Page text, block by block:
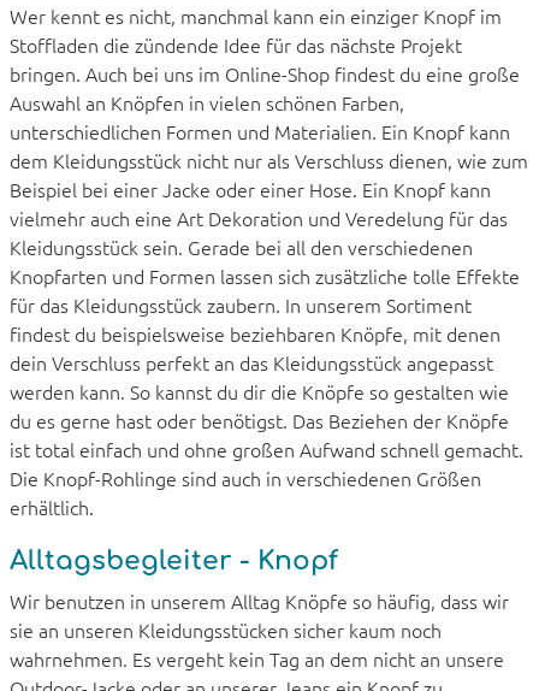
Wer kennt es nicht, manchmal kann ein einziger Knopf im
Stoffladen die zündende Idee für das nächste Projekt
bringen. Auch bei uns im Online-Shop findest du eine große
Auswahl an Knöpfen in vielen schönen Farben,
unterschiedlichen Formen und Materialien. Ein Knopf kann
dem Kleidungsstück nicht nur als Verschluss dienen, wie zum
Beispiel bei einer Jacke oder einer Hose. Ein Knopf kann
vielmehr auch eine Art Dekoration und Veredelung für das
Kleidungsstück sein. Gerade bei all den verschiedenen
Knopfarten und Formen lassen sich zusätzliche tolle Effekte
für das Kleidungsstück zaubern. In unserem Sortiment
findest du beispielsweise beziehbaren Knöpfe, mit denen
dein Verschluss perfekt an das Kleidungsstück angepasst
werden kann. So kannst du dir die Knöpfe so gestalten wie
du es gerne hast oder benötigst. Das Beziehen der Knöpfe
ist total einfach und ohne großen Aufwand schnell gemacht.
Die Knopf-Rohlinge sind auch in verschiedenen Größen
erhältlich.
Alltagsbegleiter - Knopf
Wir benutzen in unserem Alltag Knöpfe so häufig, dass wir
sie an unseren Kleidungsstücken sicher kaum noch
wahrnehmen. Es vergeht kein Tag an dem nicht an unsere